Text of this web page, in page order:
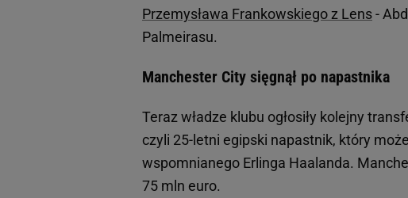
Przemysława Frankowskiego z Lens-
Palmeirasu.
Manchester City sięgnął po napastnika
Teraz władze klubu ogłosiły kolejny
czyli 25-letni egipski napastnik, który
wspomnianego Erlinga Haalanda.
75 mln euro.